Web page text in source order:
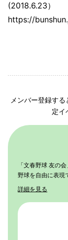
(2018.6.23）
https://
メンバー登録す
定イ
「文春野球 友の
野球を自由に表現
詳細を見る